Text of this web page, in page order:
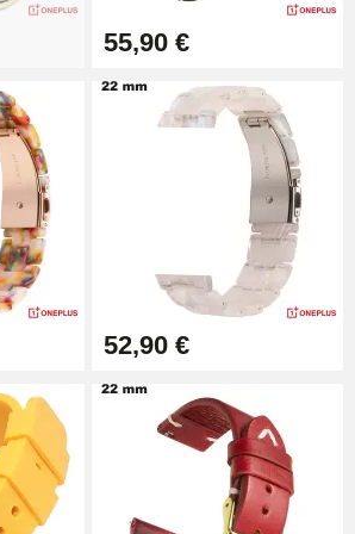
Outil Bracelet Montre pas cher
34,92 €
Kit pour Raccourcir Bracelet
Montre
7,90 €
Kit Réparation Montre Débutant
Pied à Coulisse Numérique
9,90 €
Kit Horlogerie Débutant
55,90 €
52,90 €